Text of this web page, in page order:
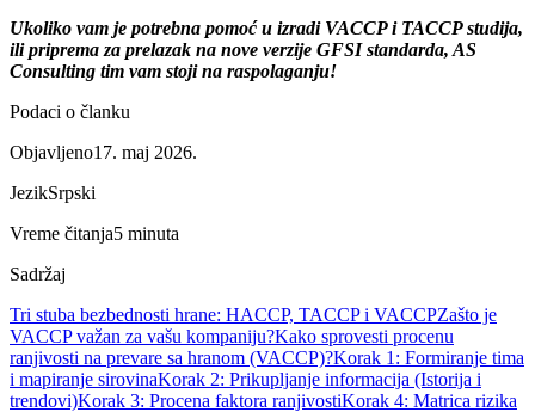
Ukoliko vam je potrebna pomoć u izradi VACCP i TACCP studija,
ili priprema za prelazak na nove verzije GFSI standarda, AS
Consulting tim vam stoji na raspolaganju!
Podaci o članku
Objavljeno17. maj 2026.
JezikSrpski
Vreme čitanja5 minuta
Sadržaj
Tri stuba bezbednosti hrane: HACCP, TACCP i VACCPZašto je
VACCP važan za vašu kompaniju?Kako sprovesti procenu
ranjivosti na prevare sa hranom (VACCP)?Korak 1: Formiranje tima
i mapiranje sirovinaKorak 2: Prikupljanje informacija (Istorija i
trendovi)Korak 3: Procena faktora ranjivostiKorak 4: Matrica rizika